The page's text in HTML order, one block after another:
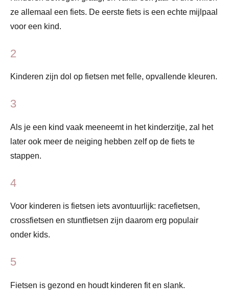
ze allemaal een fiets. De eerste fiets is een echte mijlpaal
voor een kind.
2
Kinderen zijn dol op fietsen met felle, opvallende kleuren.
3
Als je een kind vaak meeneemt in het kinderzitje, zal het
later ook meer de neiging hebben zelf op de fiets te
stappen.
4
Voor kinderen is fietsen iets avontuurlijk: racefietsen,
crossfietsen en stuntfietsen zijn daarom erg populair
onder kids.
5
Fietsen is gezond en houdt kinderen fit en slank.